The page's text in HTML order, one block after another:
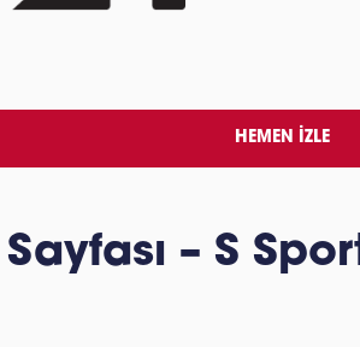
HEMEN İZLE
– S